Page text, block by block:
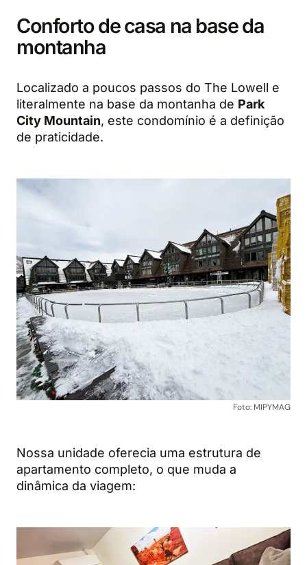
Conforto de casa na base da
montanha
Localizado a poucos passos do The Lowell e
literalmente na base da montanha de Park
City Mountain, este condomínio é a definição
de praticidade.
Foto: MIPYMAG
Nossa unidade oferecia uma estrutura de
apartamento completo, o que muda a
dinâmica da viagem: